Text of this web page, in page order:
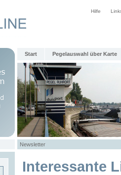
Hilfe
Start Pegelauswahl über Karte
Newsletter
Interessante